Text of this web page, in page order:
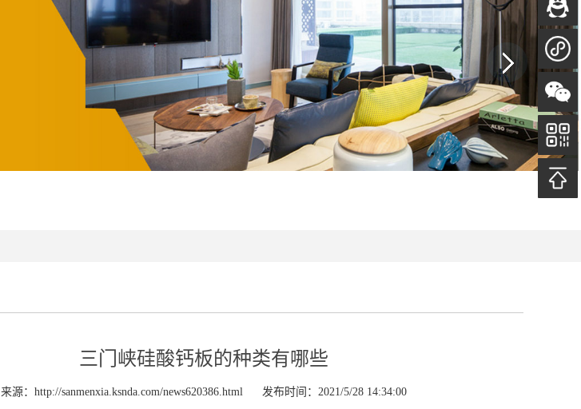
三门峡硅酸钙板的种类有哪些
来源：http://sanmenxia.ksnda.com/news620386.html 发布时间：2021/5/28 14:34:00